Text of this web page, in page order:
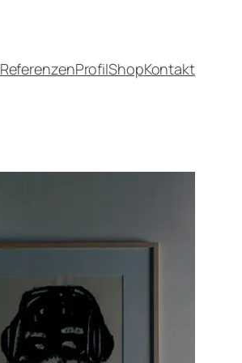
ReferenzenProfilShopKontakt